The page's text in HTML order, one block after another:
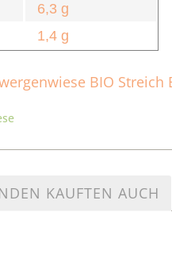
6,3 g
1,4 g
BIO Streich
KAUFTEN AUCH